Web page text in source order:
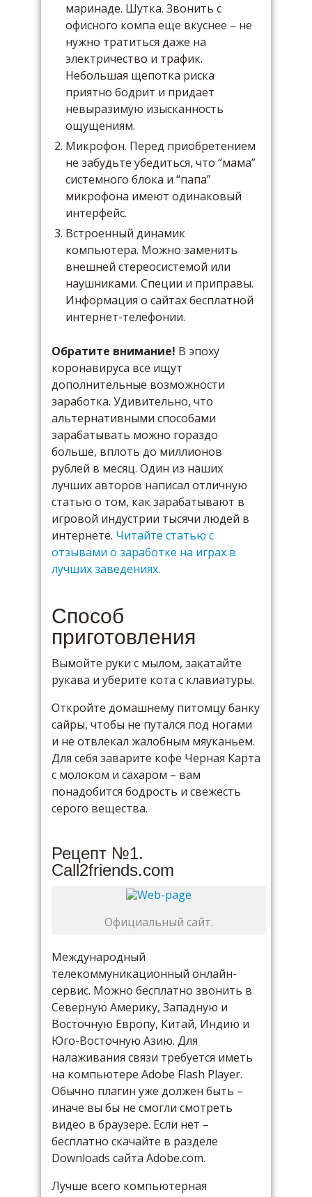
маринаде. Шутка. Звонить с
офисного компа еще вкуснее – не
нужно тратиться даже на
электричество и трафик.
Небольшая щепотка риска
приятно бодрит и придает
невыразимую изысканность
ощущениям.
Микрофон. Перед приобретением
не забудьте убедиться, что “мама”
системного блока и “папа”
микрофона имеют одинаковый
интерфейс.
Встроенный динамик
компьютера. Можно заменить
внешней стереосистемой или
наушниками. Специи и приправы.
Информация о сайтах бесплатной
интернет-телефонии.
Обратите внимание! В эпоху
коронавируса все ищут
дополнительные возможности
заработка. Удивительно, что
альтернативными способами
зарабатывать можно гораздо
больше, вплоть до миллионов
рублей в месяц. Один из наших
лучших авторов написал отличную
статью о том, как зарабатывают в
игровой индустрии тысячи людей в
интернете. Читайте статью с
отзывами о заработке на играх в
лучших заведениях.
Способ
приготовления
Вымойте руки с мылом, закатайте
рукава и уберите кота с клавиатуры.
Откройте домашнему питомцу банку
сайры, чтобы не путался под ногами
и не отвлекал жалобным мяуканьем.
Для себя заварите кофе Черная Карта
с молоком и сахаром – вам
понадобится бодрость и свежесть
серого вещества.
Рецепт №1.
Call2friends.com
Официальный сайт.
Международный
телекоммуникационный онлайн-
сервис. Можно бесплатно звонить в
Северную Америку, Западную и
Восточную Европу, Китай, Индию и
Юго-Восточную Азию. Для
налаживания связи требуется иметь
на компьютере Adobe Flash Player.
Обычно плагин уже должен быть –
иначе вы бы не смогли смотреть
видео в браузере. Если нет –
бесплатно скачайте в разделе
Downloads сайта Adobe.com.
Лучше всего компьютерная